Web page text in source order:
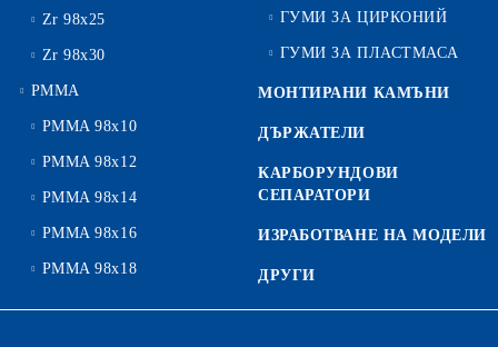
Zr 98x25
Zr 98x30
PMMA
PMMA 98x10
PMMA 98x12
PMMA 98x14
PMMA 98x16
PMMA 98x18
ГУМИ ЗА ЦИРКОНИЙ
ГУМИ ЗА ПЛАСТМАСА
МОНТИРАНИ КАМЪНИ
ДЪРЖАТЕЛИ
КАРБОРУНДОВИ
СЕПАРАТОРИ
ИЗРАБОТВАНЕ НА МОДЕЛИ
ДРУГИ